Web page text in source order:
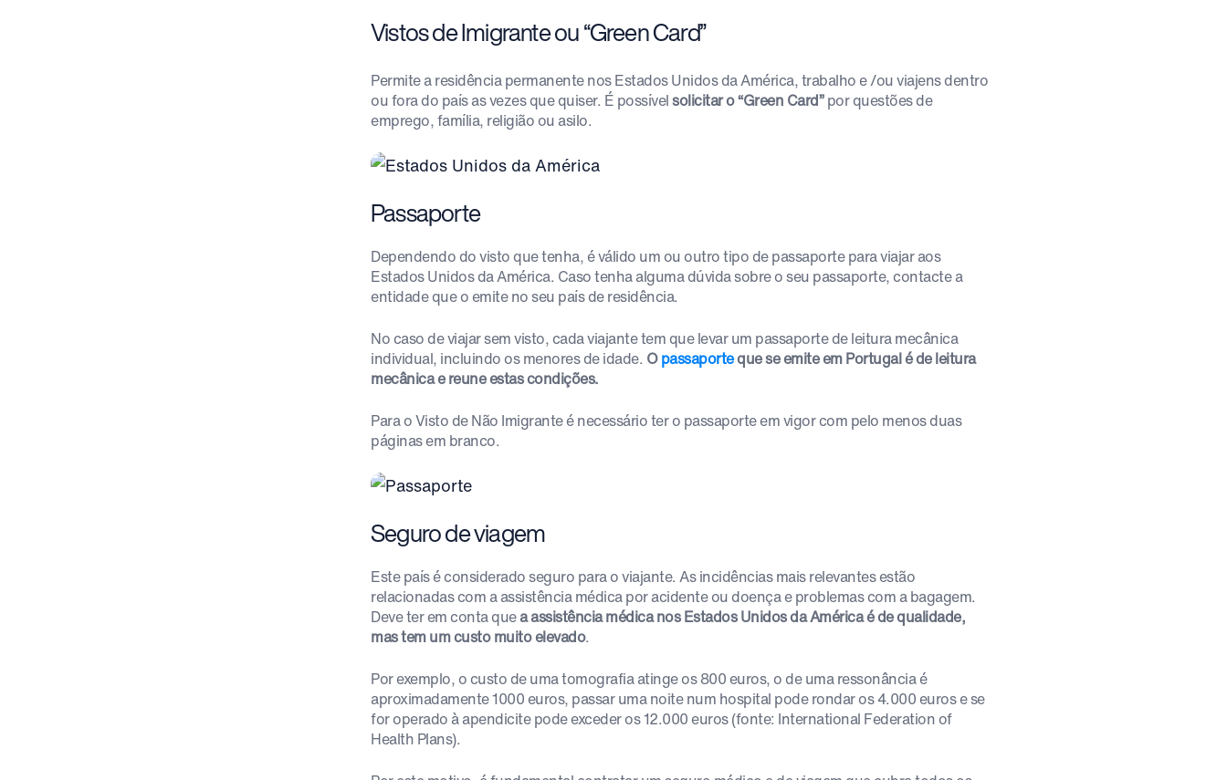
Vistos de Imigrante ou “Green Card”
Permite a residência permanente nos Estados Unidos da América, trabalho e /ou viajens dentro
ou fora do país as vezes que quiser. É possívelsolicitar o “Green Card”por questões de
emprego, família, religião ou asilo.
Passaporte
Dependendo do visto que tenha, é válido um ou outro tipo de passaporte para viajar aos
Estados Unidos da América. Caso tenha alguma dúvida sobre o seu passaporte, contacte a
entidade que o emite no seu país de residência.
No caso de viajar sem visto, cada viajante tem que levar um passaporte de leitura mecânica
individual, incluindo os menores de idade. Opassaporteque se emite em Portugal é de leitura
mecânica e reune estas condições.
Para o Visto de Não Imigrante é necessário ter o passaporte em vigor com pelo menos duas
páginas em branco.
Seguro de viagem
Este país é considerado seguro para o viajante. As incidências mais relevantes estão
relacionadas com a assistência médica por acidente ou doença e problemas com a bagagem.
Deve ter em conta quea assistência médica nos Estados Unidos da América é de qualidade,
mas tem um custo muito elevado.
Por exemplo, o custo de uma tomografia atinge os 800 euros, o de uma ressonância é
aproximadamente 1000 euros, passar uma noite num hospital pode rondar os 4.000 euros e se
for operado à apendicite pode exceder os 12.000 euros (fonte: International Federation of
Health Plans).